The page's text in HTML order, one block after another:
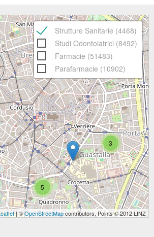
3
5
Strutture Sanitarie (4468)
Studi Odontoiatrici (8492)
Farmacie (51483)
Parafarmacie (10902)
| ©OpenStreetMapcontributors, Points © 2012 LINZ